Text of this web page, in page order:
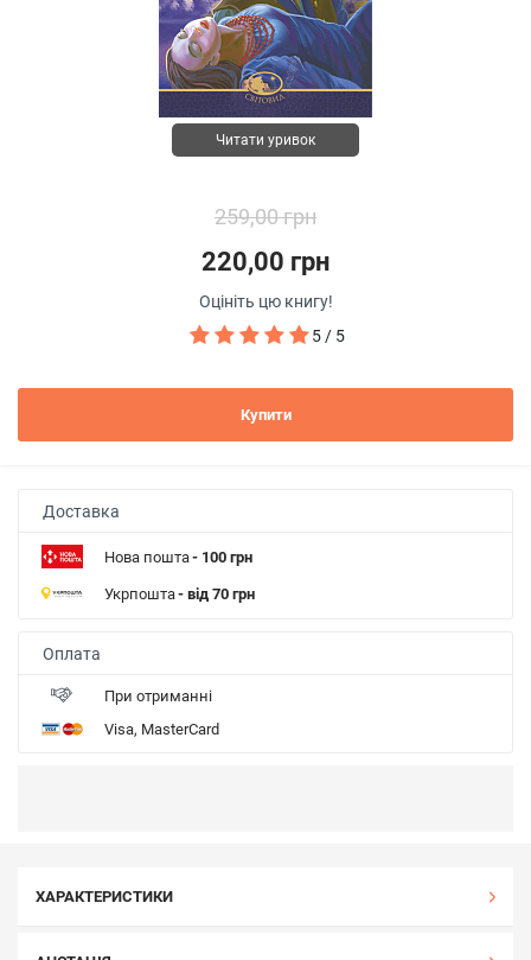
Читати уривок
259,00 грн
220,00 грн
Оцініть цю книгу!
5 / 5
Купити
Доставка
Нова пошта- 100 грн
Укрпошта- від 70 грн
Оплата
При отриманні
Visa, MasterCard
ХАРАКТЕРИСТИКИ